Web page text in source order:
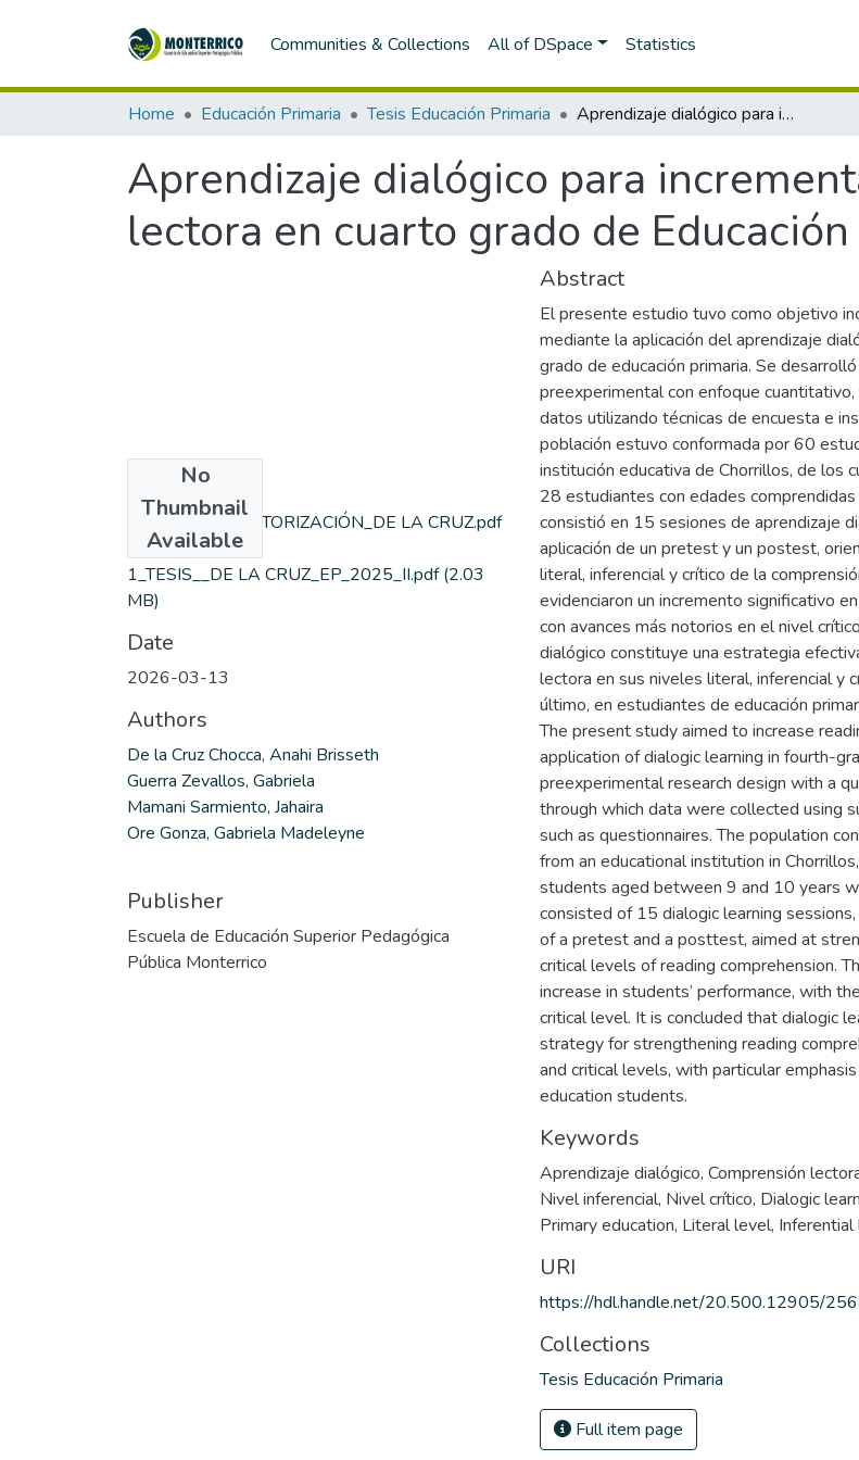
Communities & Collections All of DSpace Statistics
Home Educación Primaria Tesis Educación Primaria Aprendizaje dialógico para incrementar la comprensión lectora en cuarto grado de Educación Primaria
Aprendizaje dialógico para
lectora en cuarto grado de
No
Thumbnail
Available
2_CARTA DE AUTORIZACIÓN_DE LA CRUZ.pdf
(564.47 KB)
1_TESIS__DE LA CRUZ_EP_2025_II.pdf(2.03
MB)
Date
2026-03-13
Authors
De la Cruz Chocca, Anahi Brisseth
Guerra Zevallos, Gabriela
Mamani Sarmiento, Jahaira
Ore Gonza, Gabriela Madeleyne
Publisher
Escuela de Educación Superior Pedagógica
Pública Monterrico
Abstract
El presente estudio tuvo como objetivo
mediante la aplicación del aprendizaje
grado de educación primaria. Se
preexperimental con enfoque
datos utilizando técnicas de encuesta e
población estuvo conformada por 60
institución educativa de Chorrillos, de los
28 estudiantes con edades
consistió en 15 sesiones de aprendizaje
aplicación de un pretest y un postest,
literal, inferencial y crítico de la
evidenciaron un incremento significativo
con avances más notorios en el nivel
dialógico constituye una estrategia
lectora en sus niveles literal, inferencial y
último, en estudiantes de educación
The present study aimed to increase
application of dialogic learning in fourth-
preexperimental research design with a
through which data were collected using
such as questionnaires. The population
from an educational institution in
students aged between 9 and 10 years
consisted of 15 dialogic learning
of a pretest and a posttest, aimed at
critical levels of reading comprehension.
increase in students’ performance, with
critical level. It is concluded that dialogic
strategy for strengthening reading
and critical levels, with particular
education students.
Keywords
Aprendizaje dialógico, Comprensión
Nivel inferencial, Nivel crítico, Dialogic
Primary education, Literal level,
URI
https://hdl.handle.net/20.500.12905/
Collections
Tesis Educación Primaria
Full item page